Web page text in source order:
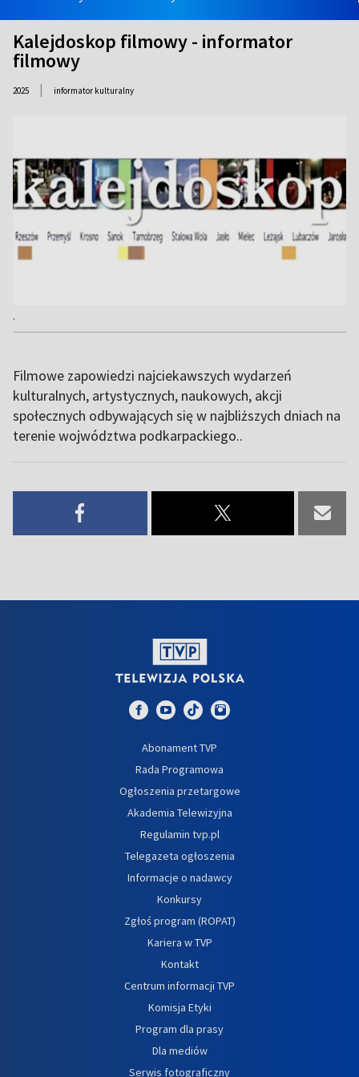
Kalejdoskop filmowy - informator
filmowy
2025 | informator kulturalny
.
Filmowe zapowiedzi najciekawszych wydarzeń
kulturalnych, artystycznych, naukowych, akcji
społecznych odbywających się w najbliższych dniach na
terenie wojwództwa podkarpackiego..
Abonament TVP
Rada Programowa
Ogłoszenia przetargowe
Akademia Telewizyjna
Regulamin tvp.pl
Telegazeta ogłoszenia
Informacje o nadawcy
Konkursy
Zgłoś program (ROPAT)
Kariera w TVP
Kontakt
Centrum informacji TVP
Komisja Etyki
Program dla prasy
Dla mediów
Serwis fotograficzny